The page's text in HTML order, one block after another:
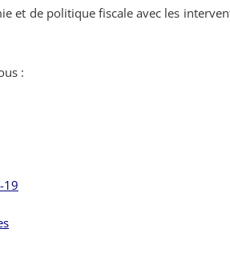
et de politique fiscale avec les
:
19